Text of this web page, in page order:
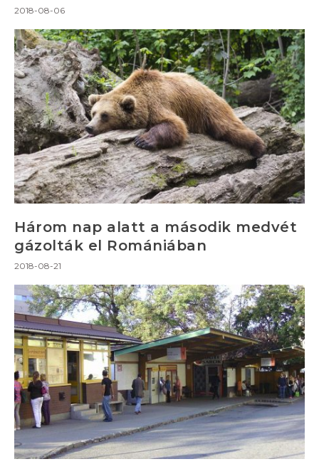
2018-08-06
Három nap alatt a második medvét
gázolták el Romániában
2018-08-21